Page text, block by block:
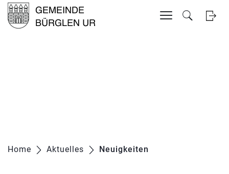
zur Startseite
Direkt zur Hauptnavigation
Direkt zum Inhalt
Direkt zur Suche
Direkt zum Stichwortverzeichnis
Kopfzeile
Inhalt
Home Aktuelles Neuigkeiten